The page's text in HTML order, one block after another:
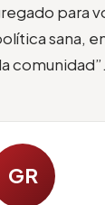
para
sana,
comunidad”.
GR